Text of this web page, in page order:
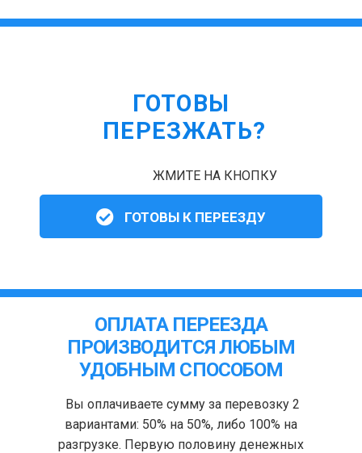
ГОТОВЫ
ПЕРЕЗЖАТЬ?
ЖМИТЕ НА КНОПКУ
ГОТОВЫ К ПЕРЕЕЗДУ
ОПЛАТА ПЕРЕЕЗДА
ПРОИЗВОДИТСЯ ЛЮБЫМ
УДОБНЫМ СПОСОБОМ
Вы оплачиваете сумму за перевозку 2
вариантами: 50% на 50%, либо 100% на
разгрузке. Первую половину денежных